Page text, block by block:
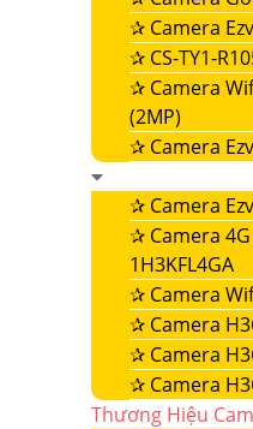
✰ Camera
✰ CS-TY1-
✰ Camera
(2MP)
✰ Camera
✰ Camera
✰ Camera 4G
1H3KFL4GA
✰ Camera
✰ Camera
✰ Camera
✰ Camera
Thương Hiệu